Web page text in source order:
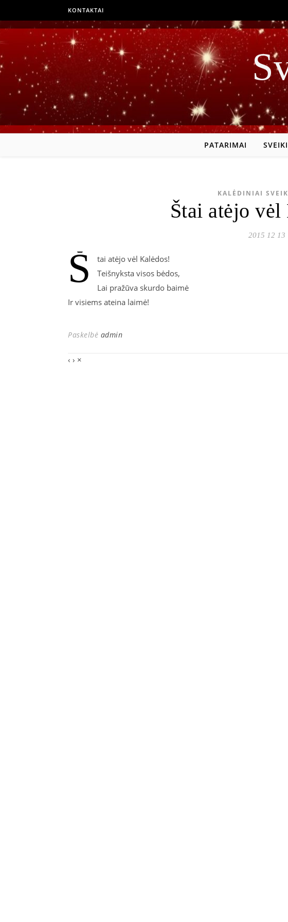
KONTAKTAI
PATARIMAI
KALĖDINIAI
Štai atėjo vėl
2015 12 13
Š
tai atėjo vėl Kalėdos!
Teišnyksta visos bėdos,
Lai pražūva skurdo baimė
Ir visiems ateina laimė!
Paskelbė admin
‹ › ×